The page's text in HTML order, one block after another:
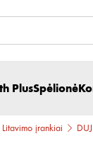
PlusSpėlionė
Litavimo įrankiai